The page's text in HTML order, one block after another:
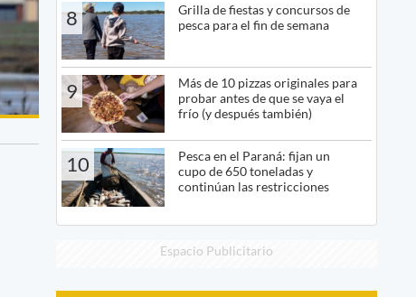
8
Grilla de fiestas y concursos de
pesca para el fin de semana
9
Más de 10 pizzas originales para
probar antes de que se vaya el
frío (y después también)
10
Pesca en el Paraná: fijan un
cupo de 650 toneladas y
continúan las restricciones
Espacio Publicitario